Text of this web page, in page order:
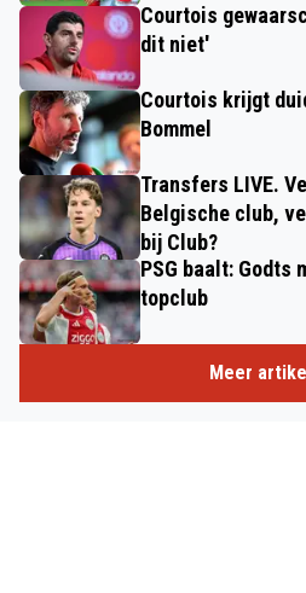
Courtois
dit niet'
Courtois krijgt
Bommel
Transfers LIVE.
Belgische club,
bij Club?
PSG baalt: Godts
topclub
Meer